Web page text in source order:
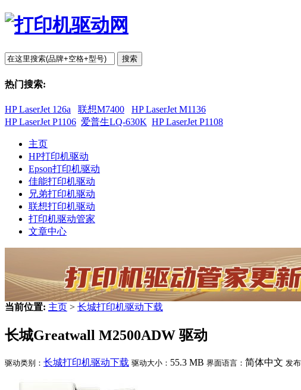
搜索
热门搜索:
HP LaserJet 126a 联想M7400
HP LaserJet M1136
HP LaserJet P1106 爱普生LQ-630K HP LaserJet P1108
主页
HP打印机驱动
Epson打印机驱动
佳能打印机驱动
兄弟打印机驱动
联想打印机驱动
打印机驱动管家
文章中心
当前位置: 主页 > 长城打印机驱动下载
长城Greatwall M2500ADW 驱动
驱动类别： 长城打印机驱动下载 驱动大小： 55.3 MB 界面语言： 简体中文 发